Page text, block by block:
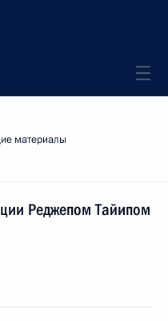
материалы
Реджепом Тайипом